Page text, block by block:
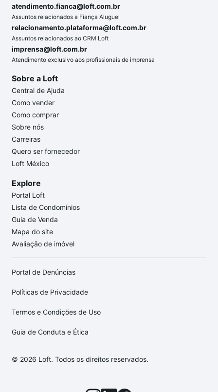
atendimento.fianca@loft.com.br
Assuntos relacionados a Fiança Aluguel
relacionamento.plataforma@loft.com.br
Assuntos relacionados ao CRM Loft
imprensa@loft.com.br
Atendimento exclusivo aos profissionais de imprensa
Sobre a Loft
Central de Ajuda
Como vender
Como comprar
Sobre nós
Carreiras
Quero ser fornecedor
Loft México
Explore
Portal Loft
Lista de Condomínios
Guia de Venda
Mapa do site
Avaliação de imóvel
Portal de Denúncias
Políticas de Privacidade
Termos e Condições de Uso
Guia de Conduta e Ética
© 2026 Loft. Todos os direitos reservados.